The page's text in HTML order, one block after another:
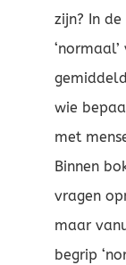
zijn? In
wie
met
Binnen
vragen
maar
begrip